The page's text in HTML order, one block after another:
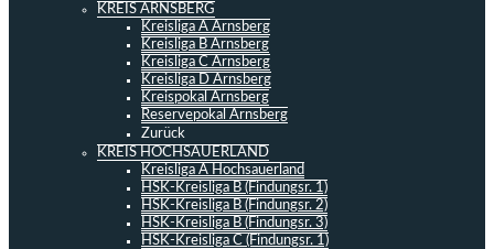
KREIS ARNSBERG
Kreisliga A Arnsberg
Kreisliga B Arnsberg
Kreisliga C Arnsberg
Kreisliga D Arnsberg
Kreispokal Arnsberg
Reservepokal Arnsberg
Zurück
KREIS HOCHSAUERLAND
Kreisliga A Hochsauerland
HSK-Kreisliga B (Findungsr. 1)
HSK-Kreisliga B (Findungsr. 2)
HSK-Kreisliga B (Findungsr. 3)
HSK-Kreisliga C (Findungsr. 1)